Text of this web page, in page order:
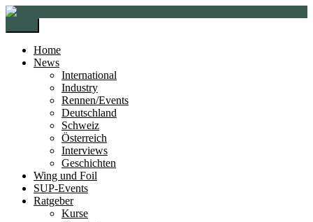
Zur
Navigation
springen
Zum
springen
Home
News
International
Industry
Rennen/Events
Deutschland
Schweiz
Österreich
Interviews
Geschichten
Wing und Foil
SUP-Events
Ratgeber
Kurse